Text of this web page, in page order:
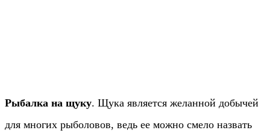
Рыбалка на щуку. Щука является желанной добычей
для многих рыболовов, ведь ее можно смело назвать